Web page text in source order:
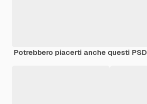
Potrebbero piacerti anche questi PSD